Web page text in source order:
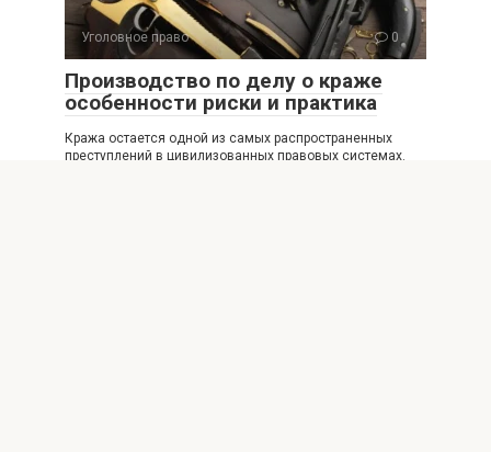
Уголовное право 0
Производство по делу о краже
особенности риски и практика
Кража остается одной из самых распространенных
преступлений в цивилизованных правовых системах.